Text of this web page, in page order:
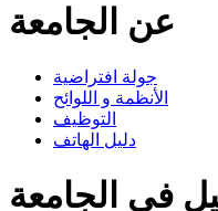
عن الجامعة
جولة افتراضية
الأنظمة و اللوائح
التوظيف
دليل الهاتف
في الجامعة